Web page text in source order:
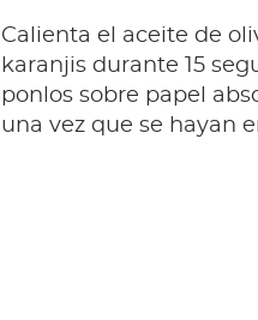
Calienta el aceite de
karanjis durante 15
ponlos sobre papel
una vez que se hayan